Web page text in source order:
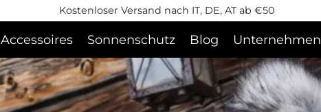
Kostenloser Versand nach IT, DE, AT ab €50
Accessoires Sonnenschutz Blog Unternehmen